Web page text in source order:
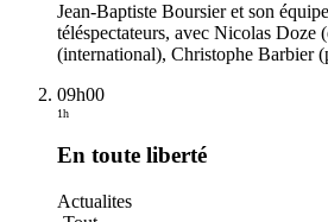
Jean-Baptiste Boursier et son
téléspectateurs, avec Nicolas Doze
(international), Christophe Barbier
09h00
1h
En toute liberté
Actualites